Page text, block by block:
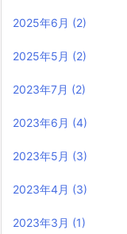
2025年6月 (2)
2025年5月 (2)
2023年7月 (2)
2023年6月 (4)
2023年5月 (3)
2023年4月 (3)
2023年3月 (1)